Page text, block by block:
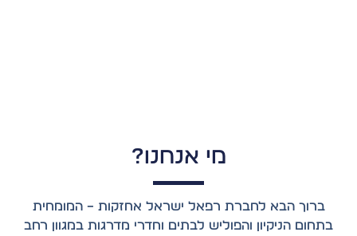
מי אנחנו?
ברוך הבא לחברת רפאל ישראל אחזקות – המומחית
בתחום הניקיון והפוליש לבתים וחדרי מדרגות במגוון רחב